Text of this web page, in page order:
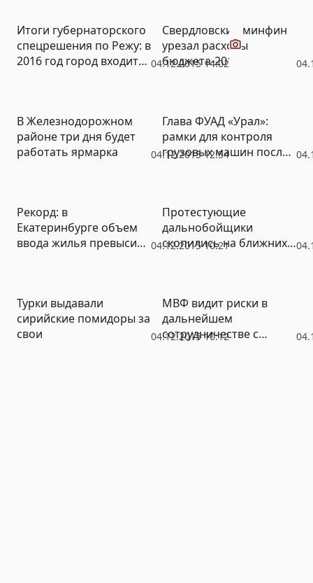
04.12.2015 14:02
Итоги губернаторского
спецрешения по Режу: в
2016 год город входит
проблемами (ВИДЕО)
Видео
Свердловский минфин
урезал расходы
бюджета-2015
04.12.2015 12:54
В Железнодорожном
районе три дня будет
работать ярмарка
Глава ФУАД «Урал»:
рамки для контроля
грузовых машин после
04.12.2015 10:21
Рекорд: в
Екатеринбурге объем
ввода жилья превысил
Протестующие
дальнобойщики
скопились на ближних
04.12.2015 10:12
Турки выдавали
сирийские помидоры за
свои
МВФ видит риски в
дальнейшем
сотрудничестве с